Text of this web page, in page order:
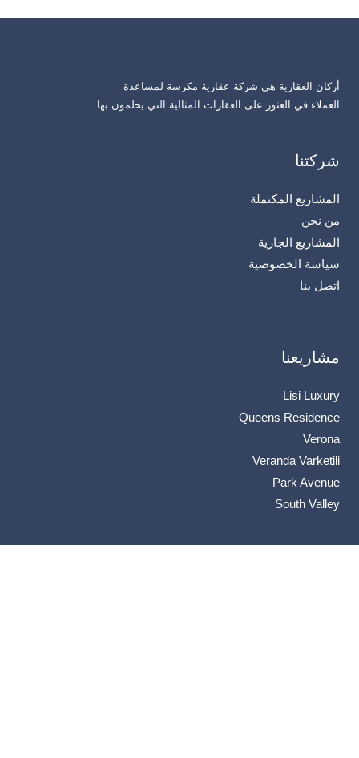
أركان العقارية هي شركة عقارية مكرسة لمساعدة
العملاء في العثور على العقارات المثالية التي يحلمون بها.
شركتنا
المشاريع المكتملة
من نحن
المشاريع الجارية
سياسة الخصوصية
اتصل بنا
مشاريعنا
Lisi Luxury
Queens Residence
Verona
Veranda Varketili
Park Avenue
South Valley